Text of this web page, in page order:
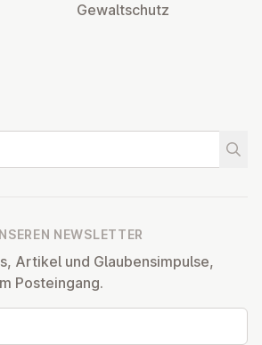
Ge­walt­schutz
NEWSLETTER
Artikel und Glaubensimpulse,
Posteingang.